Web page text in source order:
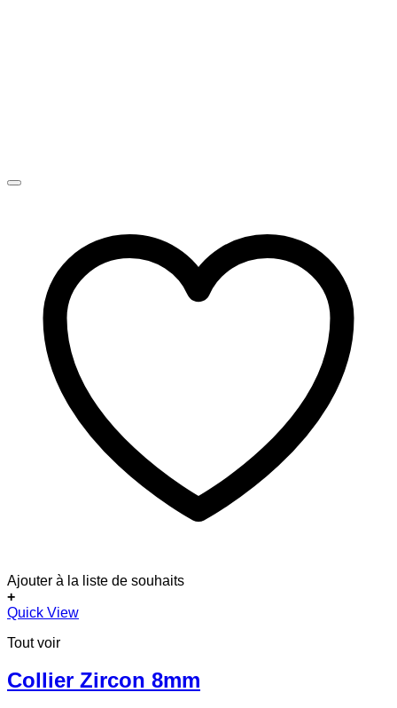
Ajouter à la liste de souhaits
+
Quick View
Tout voir
Collier Zircon 8mm